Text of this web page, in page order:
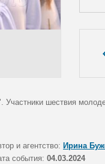
шествия
и агентство: Ирина
события: 04.03.2024